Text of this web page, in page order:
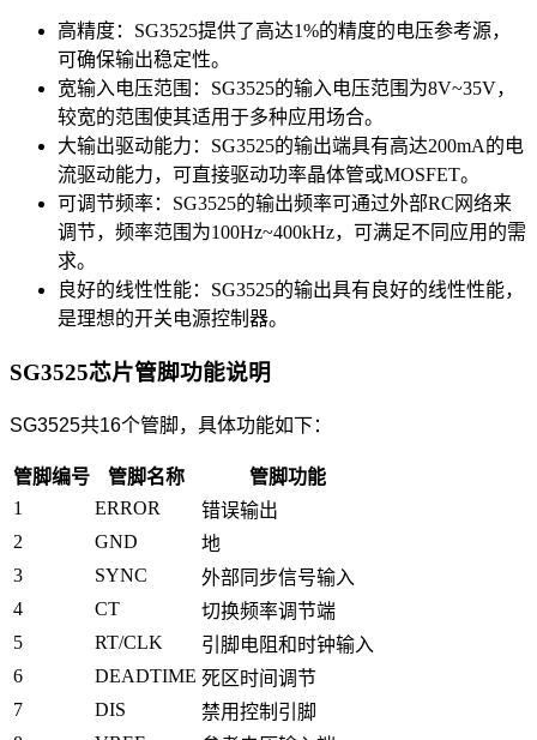
高精度：SG3525提供了高达1%的精度的电压参考源，
可确保输出稳定性。
宽输入电压范围：SG3525的输入电压范围为8V~35V，
较宽的范围使其适用于多种应用场合。
大输出驱动能力：SG3525的输出端具有高达200mA的电
流驱动能力，可直接驱动功率晶体管或MOSFET。
可调节频率：SG3525的输出频率可通过外部RC网络来
调节，频率范围为100Hz~400kHz，可满足不同应用的需
求。
良好的线性性能：SG3525的输出具有良好的线性性能，
是理想的开关电源控制器。
SG3525芯片管脚功能说明
SG3525共16个管脚，具体功能如下：
管脚编号 管脚名称
管脚功能
1
ERROR
错误输出
2
GND
地
3
SYNC
外部同步信号输入
4
CT
切换频率调节端
5
RT/CLK
引脚电阻和时钟输入
6
DEADTIME 死区时间调节
7
DIS
禁用控制引脚